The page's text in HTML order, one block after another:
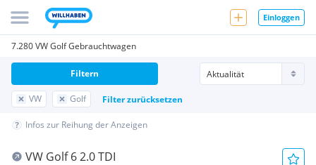
Einloggen
7.280 VW Golf Gebrauchtwagen
VW Golf Filter zurücksetzen
Filtern
Infos zur Reihung der Anzeigen
VW Golf 6 2.0 TDI